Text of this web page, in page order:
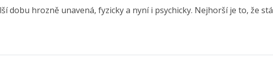
dobu hrozně unavená, fyzicky a nyní i psychicky. Nejhorší je to, že